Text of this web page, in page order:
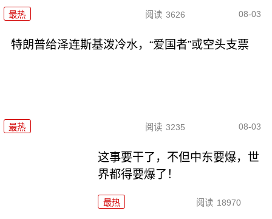
最热 阅读 3626 08-03
特朗普给泽连斯基泼冷水，“爱国者”或空头支票
最热 阅读 3235 08-03
这事要干了，不但中东要爆，世
界都得要爆了！
最热 阅读 18970